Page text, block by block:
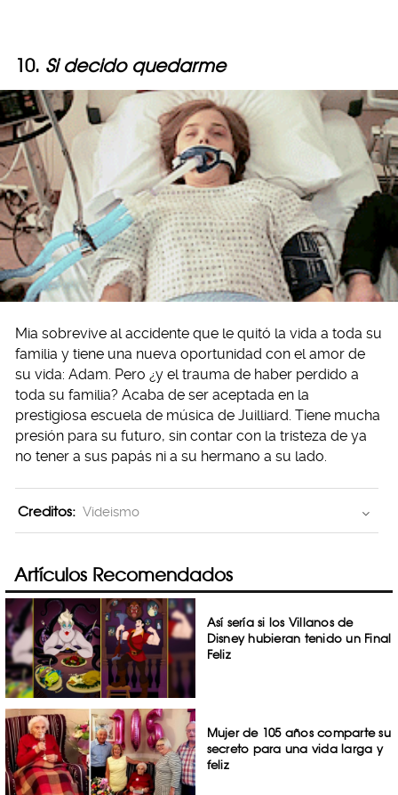
10. Si decido quedarme
Mia sobrevive al accidente que le quitó la vida a toda su
familia y tiene una nueva oportunidad con el amor de
su vida: Adam. Pero ¿y el trauma de haber perdido a
toda su familia? Acaba de ser aceptada en la
prestigiosa escuela de música de Juilliard. Tiene mucha
presión para su futuro, sin contar con la tristeza de ya
no tener a sus papás ni a su hermano a su lado.
Creditos: Videismo
Artículos Recomendados
Así sería si los Villanos de
Disney hubieran tenido un Final
Feliz
Mujer de 105 años comparte su
secreto para una vida larga y
feliz